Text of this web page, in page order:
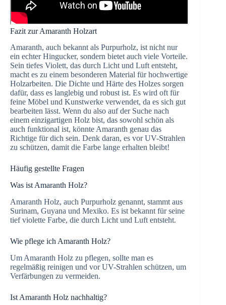
Fazit zur Amaranth Holzart
Amaranth, auch bekannt als Purpurholz, ist nicht nur
ein echter Hingucker, sondern bietet auch viele Vorteile.
Sein tiefes Violett, das durch Licht und Luft entsteht,
macht es zu einem besonderen Material für hochwertige
Holzarbeiten. Die Dichte und Härte des Holzes sorgen
dafür, dass es langlebig und robust ist. Es wird oft für
feine Möbel und Kunstwerke verwendet, da es sich gut
bearbeiten lässt. Wenn du also auf der Suche nach
einem einzigartigen Holz bist, das sowohl schön als
auch funktional ist, könnte Amaranth genau das
Richtige für dich sein. Denk daran, es vor UV-Strahlen
zu schützen, damit die Farbe lange erhalten bleibt!
Häufig gestellte Fragen
Was ist Amaranth Holz?
Amaranth Holz, auch Purpurholz genannt, stammt aus
Surinam, Guyana und Mexiko. Es ist bekannt für seine
tief violette Farbe, die durch Licht und Luft entsteht.
Wie pflege ich Amaranth Holz?
Um Amaranth Holz zu pflegen, sollte man es
regelmäßig reinigen und vor UV-Strahlen schützen, um
Verfärbungen zu vermeiden.
Ist Amaranth Holz nachhaltig?